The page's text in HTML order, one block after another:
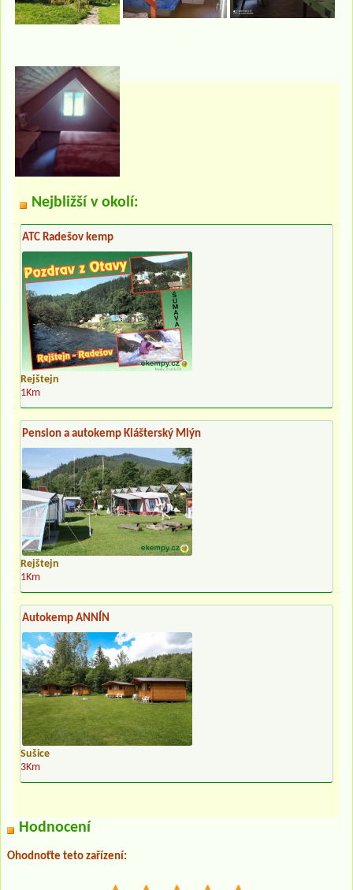
Nejbližší v okolí:
ATC Radešov kemp
Rejštejn
1Km
Pension a autokemp Klášterský Mlýn
Rejštejn
1Km
Autokemp ANNÍN
Sušice
3Km
Hodnocení
Ohodnoťte teto zařízení: